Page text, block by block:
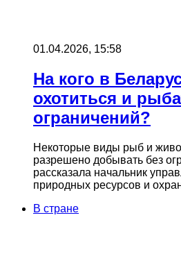
01.04.2026, 15:58
На кого в
охотиться и
ограничений?
Некоторые виды рыб и
разрешено добывать без
рассказала начальник
природных ресурсов и
В стране